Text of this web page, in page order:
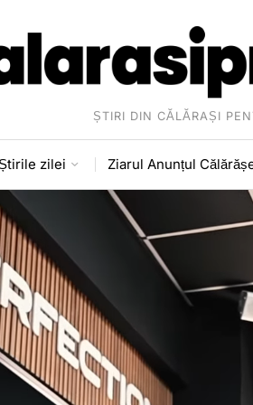
ȘTIRI DIN CĂLĂRAȘI
zilei Ziarul Anunțul